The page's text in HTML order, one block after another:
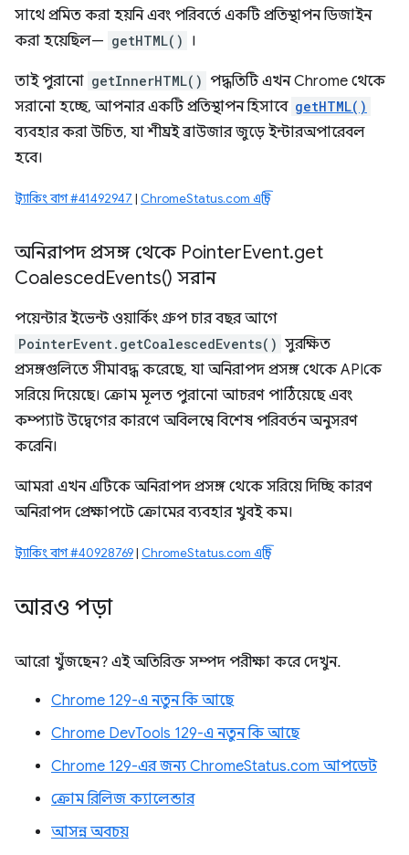
সাথে প্রমিত করা হয়নি এবং পরিবর্তে একটি প্রতিস্থাপন ডিজাইন
করা হয়েছিল— getHTML() ।
তাই পুরানো getInnerHTML() পদ্ধতিটি এখন Chrome থেকে
সরানো হচ্ছে, আপনার একটি প্রতিস্থাপন হিসাবে getHTML()
ব্যবহার করা উচিত, যা শীঘ্রই ব্রাউজার জুড়ে ইন্টারঅপারেবল
হবে।
ট্র্যাকিং বাগ #41492947 | ChromeStatus.com এন্ট্রি
অনিরাপদ প্রসঙ্গ থেকে PointerEvent.get
CoalescedEvents() সরান
পয়েন্টার ইভেন্ট ওয়ার্কিং গ্রুপ চার বছর আগে
PointerEvent.getCoalescedEvents() সুরক্ষিত
প্রসঙ্গগুলিতে সীমাবদ্ধ করেছে, যা অনিরাপদ প্রসঙ্গ থেকে APIকে
সরিয়ে দিয়েছে। ক্রোম মূলত পুরানো আচরণ পাঠিয়েছে এবং
কম্প্যাট উদ্বেগের কারণে অবিলম্বে বিশেষ পরিবর্তন অনুসরণ
করেনি।
আমরা এখন এটিকে অনিরাপদ প্রসঙ্গ থেকে সরিয়ে দিচ্ছি কারণ
অনিরাপদ প্রেক্ষাপটে ক্রোমের ব্যবহার খুবই কম।
ট্র্যাকিং বাগ #40928769| ChromeStatus.com এন্ট্রি
আরও পড়া
আরো খুঁজছেন? এই অতিরিক্ত সম্পদ পরীক্ষা করে দেখুন.
Chrome 129-এ নতুন কি আছে
Chrome DevTools 129-এ নতুন কি আছে
Chrome 129-এর জন্য ChromeStatus.com আপডেট
ক্রোম রিলিজ ক্যালেন্ডার
আসন্ন অবচয়